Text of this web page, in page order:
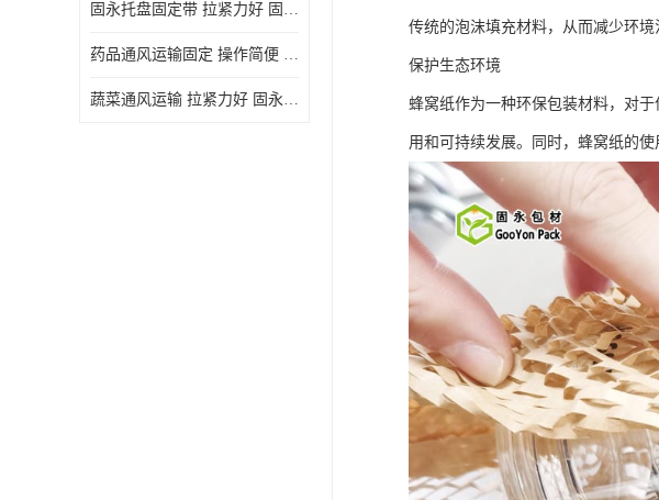
固永托盘固定带 拉紧力好 固永包材
药品通风运输固定 操作简便 固永包材
蔬菜通风运输 拉紧力好 固永包材
传统的泡沫填充材料，从而减少环
保护生态环境
蜂窝纸作为一种环保包装材料，对
用和可持续发展。同时，蜂窝纸的